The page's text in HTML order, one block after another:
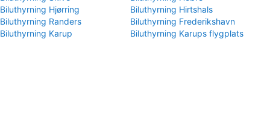
Biluthyrning Hjørring
Biluthyrning Hirtshals
Biluthyrning Randers
Biluthyrning Frederikshavn
Biluthyrning Karup
Biluthyrning Karups flygplats